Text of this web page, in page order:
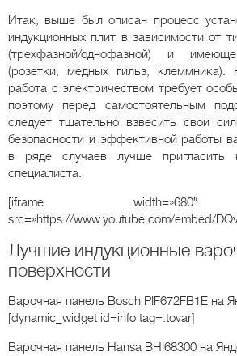
Итак, выше был описан процесс
индукционных плит в зависимости от
(трехфазной/однофазной) и
(розетки, медных гильз,
работа с электричеством требует
поэтому перед самостоятельным
следует тщательно взвесить свои
безопасности и эффективной работы
в ряде случаев лучше пригласить
специалиста.
[iframe width=»680″
src=»https://www.youtube.com/embed/
Лучшие индукционные
поверхности
Варочная панель Bosch PIF672FB1E на
[dynamic_widget id=info tag=.tovar]
Варочная панель Hansa BHI68300 на